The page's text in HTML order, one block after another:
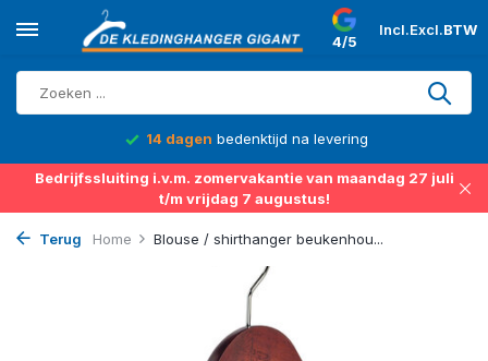
4/5
Incl.Excl.BTW
14 dagen bedenktijd na levering
Bedrijfssluiting i.v.m. zomervakantie van maandag 27 juli
t/m vrijdag 7 augustus!
Terug Home Blouse / shirthanger beukenhou...